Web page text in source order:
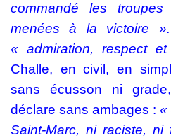
commandé les
menées à la victoire
« admiration, respect
Challe, en civil, en
sans écusson ni
déclare sans ambages : «
Saint-Marc, ni raciste,